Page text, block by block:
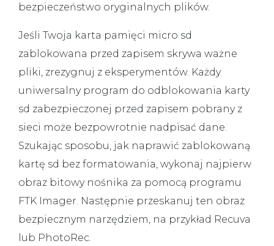
bezpieczeństwo oryginalnych plików.
Jeśli Twoja karta pamięci micro sd
zablokowana przed zapisem skrywa ważne
pliki, zrezygnuj z eksperymentów. Każdy
uniwersalny program do odblokowania karty
sd zabezpieczonej przed zapisem pobrany z
sieci może bezpowrotnie nadpisać dane.
Szukając sposobu, jak naprawić zablokowaną
kartę sd bez formatowania, wykonaj najpierw
obraz bitowy nośnika za pomocą programu
FTK Imager. Następnie przeskanuj ten obraz
bezpiecznym narzędziem, na przykład Recuva
lub PhotoRec.